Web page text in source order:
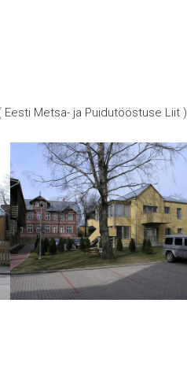
Metsa- ja Puidutööstuse Liit )